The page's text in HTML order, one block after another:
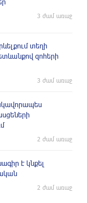
3 ժամ առաջ
տեղի
զոհերի
3 ժամ առաջ
2 ժամ առաջ
է կնքել
2 ժամ առաջ